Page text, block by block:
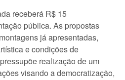
receberá R$ 15
pública. As propostas
já apresentadas,
e condições de
realização de um
visando a democratização,